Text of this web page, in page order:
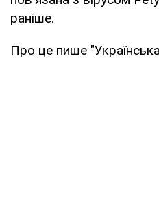
раніше.
Про це пише